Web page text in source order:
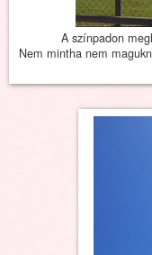
A színpadon
Nem mintha nem